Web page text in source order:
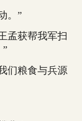
。”
获帮我军扫
粮食与兵源